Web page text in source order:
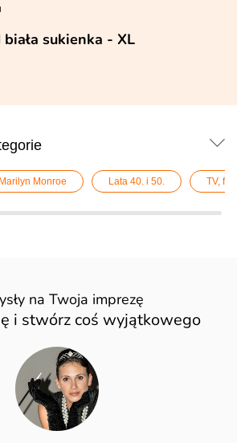
biała sukienka - XL
Monroe Lata 40. i 50. TV,
na Twoja imprezę
i stwórz coś wyjątkowego